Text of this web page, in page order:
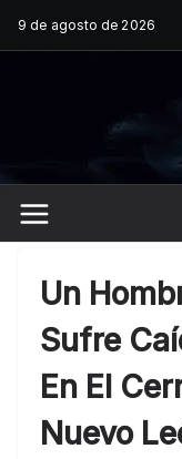
Saltar
al
9 de agosto de 2026
Un
Sufre
En El
Nuevo